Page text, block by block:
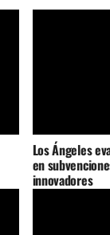
Los Ángeles
en
innovadores